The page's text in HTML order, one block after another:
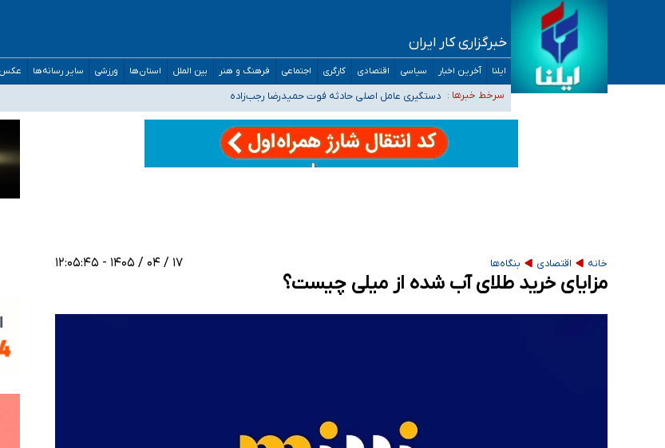
خبرگزاری کار ایران
ایلنا آخرین اخبار سیاسی اقتصادی کارگری اجتماعی فرهنگ و هنر بین الملل استان‌ها ورزشی سایر رسانه‌ها عکس
سرخط خبرها :
آمار خودکشی نسبت به سال‌های قبل افزایش نیافته است
دستگیری عامل اصلی حادثه فوت حمیدرضا رجب‌زاده
نباید تفسیرهای سلیقه‌ای از مواضع رسمی کشور ارائه شود
«زیرمیزی» برای داوطلبان پزشکی سراب است/ دریافت‌های غیرمتعارف در شأن پزشکی و کشورمان نیست/ نظام سلامت جلوی
ضرورت آموزش حریم خصوصی در فضای آنلاین در مدارس/ هزینه‌های سنگین اجتماعی انتشار تصاویر خصوصی برای
مجرمان از ترس رسوایی
خانه اقتصادی بنگاه‌ها ۱۷ / ۰۴ / ۱۴۰۵ - ۱۲:۰۵:۴۵
مزایای خرید طلای آب شده از میلی چیست؟